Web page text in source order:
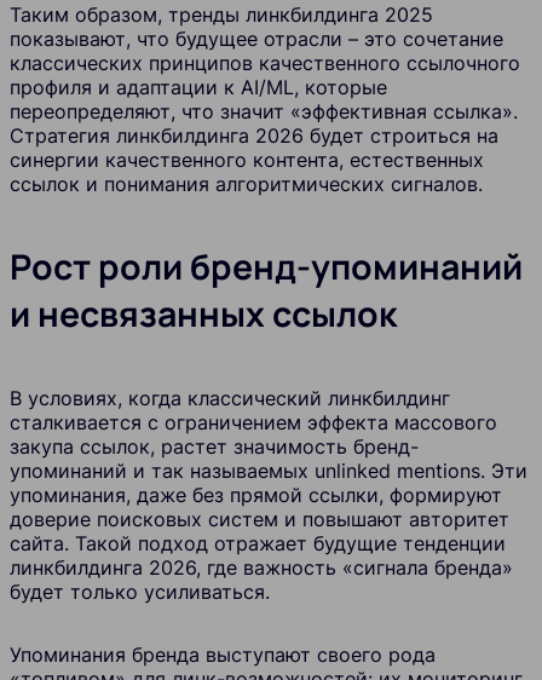
Таким образом, тренды линкбилдинга 2025
показывают, что будущее отрасли – это сочетание
классических принципов качественного ссылочного
профиля и адаптации к AI/ML, которые
переопределяют, что значит «эффективная ссылка».
Стратегия линкбилдинга 2026 будет строиться на
синергии качественного контента, естественных
ссылок и понимания алгоритмических сигналов.
Рост роли бренд-упоминаний
и несвязанных ссылок
В условиях, когда классический линкбилдинг
сталкивается с ограничением эффекта массового
закупа ссылок, растет значимость бренд-
упоминаний и так называемых unlinked mentions. Эти
упоминания, даже без прямой ссылки, формируют
доверие поисковых систем и повышают авторитет
сайта. Такой подход отражает будущие тенденции
линкбилдинга 2026, где важность «сигнала бренда»
будет только усиливаться.
Упоминания бренда выступают своего рода